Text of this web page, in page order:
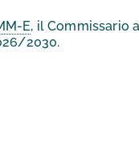
E, il Commissario
2030.